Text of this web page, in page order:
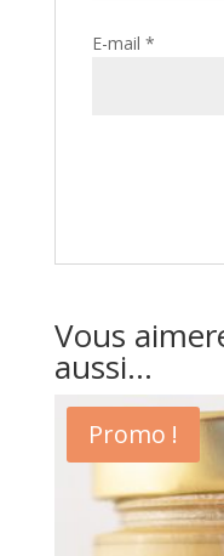
E-mail *
Vous
aussi…
Promo !